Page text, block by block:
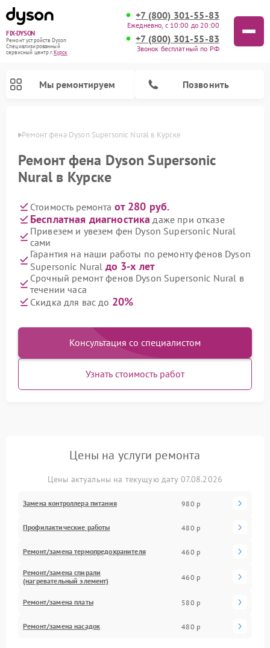
FIX-DYSON
Ремонт устройств Dyson
Специализированный
cервисный центр г.Курск
+7 (800) 301-55-83
Ежедневно, с 10:00 до 20:00
+7 (800) 301-55-83
Звонок бесплатный по РФ
Мы ремонтируем Позвонить
Ремонт фена Dyson Supersonic Nural в Курске
Ремонт фена Dyson Supersonic
Nural в Курске
Стоимость ремонта от 280 руб.
Бесплатная диагностика даже при отказе
Привезем и увезем фен Dyson Supersonic Nural
сами
Гарантия на наши работы по ремонту фенов Dyson
Supersonic Nural до 3-х лет
Срочный ремонт фенов Dyson Supersonic Nural в
течении часа
Скидка для вас до 20%
Консультация со специалистом
Узнать стоимость работ
Цены на услуги ремонта
Цены актуальны на текущую дату 07.08.2026
Замена контроллера питания 980 р
Профилактические работы 480 р
Ремонт/замена термопредохранителя 460 р
Ремонт/замена спирали
(нагревательный элемент)
460 р
Ремонт/замена платы 580 р
Ремонт/замена насадок 480 р